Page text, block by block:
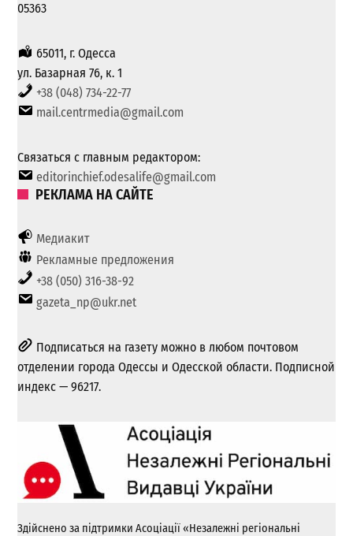
05363
65011, г. Одесса
ул. Базарная 76, к. 1
+38 (048) 734-22-77
mail.centrmedia@gmail.com
Связаться с главным редактором:
editorinchief.odesalife@gmail.com
РЕКЛАМА НА САЙТЕ
Медиакит
Рекламные предложения
+38 (050) 316-38-92
gazeta_np@ukr.net
Подписаться на газету можно в любом почтовом
отделении города Одессы и Одесской области. Подписной
индекс — 96217.
Здійснено за підтримки Асоціації «Незалежні регіональні